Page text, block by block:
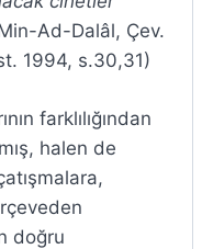
Ad-Dalâl, Çev.
1994, s.30,31)
farklılığından
halen de
doğru